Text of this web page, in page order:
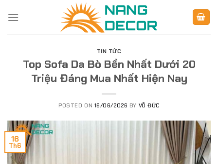
TIN TỨC
Top Sofa Da Bò Bền Nhất Dưới 20
Triệu Đáng Mua Nhất Hiện Nay
POSTED ON 16/06/2026 BY VÕ ĐỨC
16
Th6